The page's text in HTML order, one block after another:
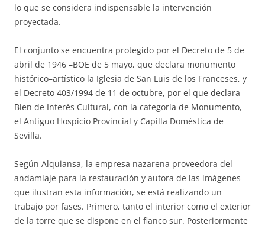
lo que se considera indispensable la intervención
proyectada.
El conjunto se encuentra protegido por el Decreto de 5 de
abril de 1946 –BOE de 5 mayo, que declara monumento
histórico–artístico la Iglesia de San Luis de los Franceses, y
el Decreto 403/1994 de 11 de octubre, por el que declara
Bien de Interés Cultural, con la categoría de Monumento,
el Antiguo Hospicio Provincial y Capilla Doméstica de
Sevilla.
Según Alquiansa, la empresa nazarena proveedora del
andamiaje para la restauración y autora de las imágenes
que ilustran esta información, se está realizando un
trabajo por fases. Primero, tanto el interior como el exterior
de la torre que se dispone en el flanco sur. Posteriormente